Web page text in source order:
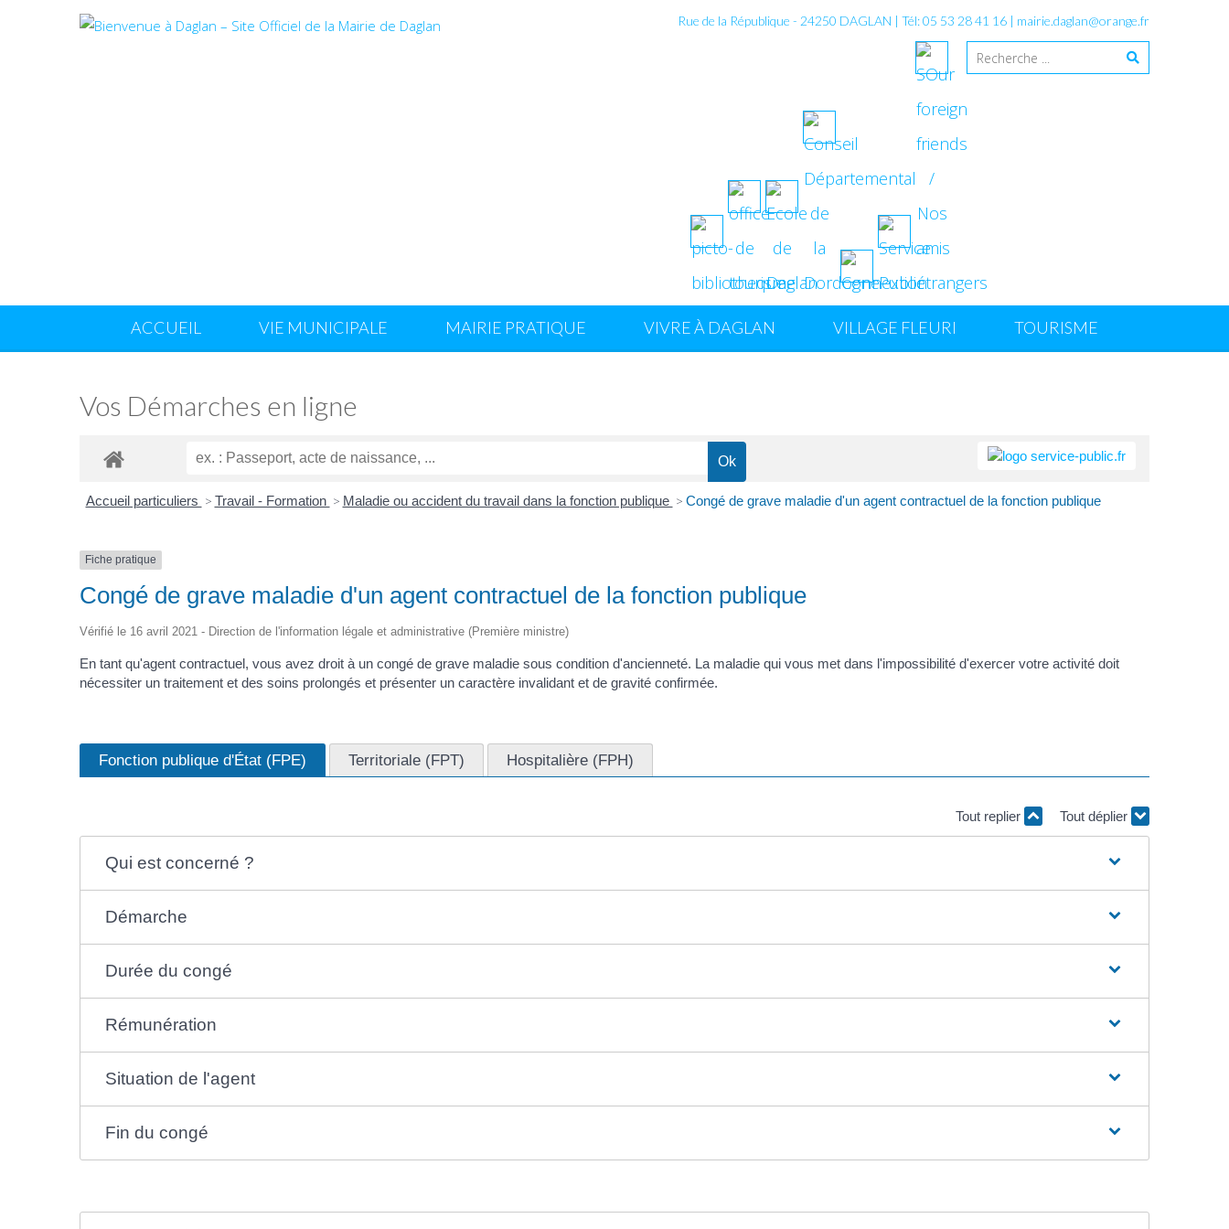
Rue de la République - 24250 DAGLAN | Tél: 05 53 28 41 16 | mairie.daglan@orange.fr
ACCUEIL VIE MUNICIPALE MAIRIE PRATIQUE VIVRE À DAGLAN VILLAGE FLEURI TOURISME
Vos Démarches en ligne
Accueil particuliers > Travail - Formation > Maladie ou accident du travail dans la fonction publique > Congé de grave maladie d'un agent contractuel de la fonction publique
Fiche pratique
Congé de grave maladie d'un agent contractuel de la fonction publique
Vérifié le 16 avril 2021 - Direction de l'information légale et administrative (Première ministre)
En tant qu'agent contractuel, vous avez droit à un congé de grave maladie sous condition d'ancienneté. La maladie qui vous met dans l'impossibilité d'exercer votre activité doit
nécessiter un traitement et des soins prolongés et présenter un caractère invalidant et de gravité confirmée.
Fonction publique d'État (FPE) Territoriale (FPT) Hospitalière (FPH)
Tout replier Tout déplier
Qui est concerné ?
Démarche
Durée du congé
Rémunération
Situation de l'agent
Fin du congé